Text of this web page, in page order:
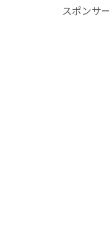
スポンサ